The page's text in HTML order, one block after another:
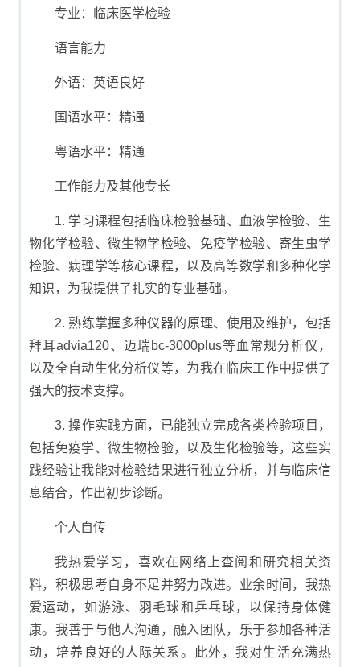
专业：临床医学检验
语言能力
外语：英语良好
国语水平：精通
粤语水平：精通
工作能力及其他专长
1. 学习课程包括临床检验基础、血液学检验、生
物化学检验、微生物学检验、免疫学检验、寄生虫学
检验、病理学等核心课程，以及高等数学和多种化学
知识，为我提供了扎实的专业基础。
2. 熟练掌握多种仪器的原理、使用及维护，包括
拜耳advia120、迈瑞bc-3000plus等血常规分析仪，
以及全自动生化分析仪等，为我在临床工作中提供了
强大的技术支撑。
3. 操作实践方面，已能独立完成各类检验项目，
包括免疫学、微生物检验，以及生化检验等，这些实
践经验让我能对检验结果进行独立分析，并与临床信
息结合，作出初步诊断。
个人自传
我热爱学习，喜欢在网络上查阅和研究相关资
料，积极思考自身不足并努力改进。业余时间，我热
爱运动，如游泳、羽毛球和乒乓球，以保持身体健
康。我善于与他人沟通，融入团队，乐于参加各种活
动，培养良好的人际关系。此外，我对生活充满热